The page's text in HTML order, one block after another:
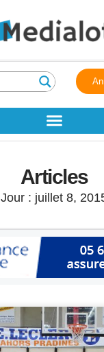
Articles
Jour : juillet 8,